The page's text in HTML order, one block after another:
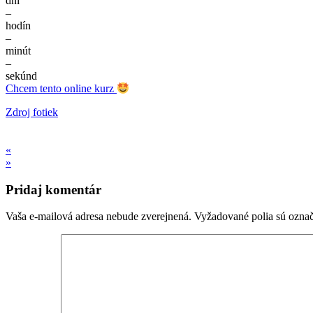
–
hodín
–
minút
–
sekúnd
Chcem tento online kurz
Zdroj fotiek
«
»
Pridaj komentár
Vaša e-mailová adresa nebude zverejnená. Vyžadované polia sú